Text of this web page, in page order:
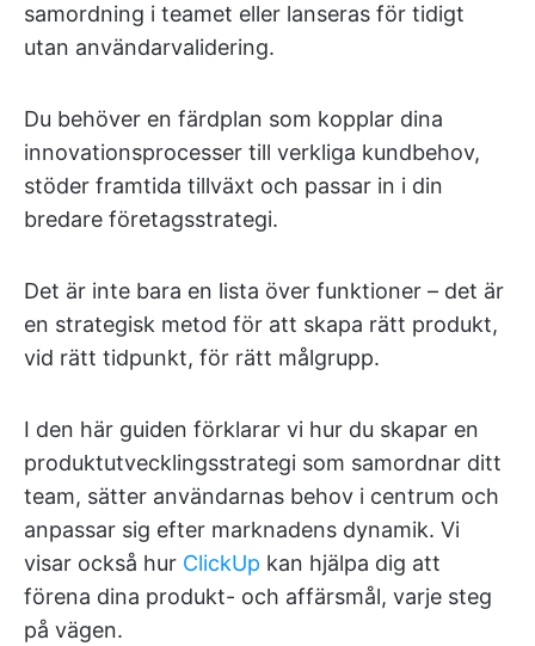
samordning i teamet eller lanseras för tidigt
utan användarvalidering.
Du behöver en färdplan som kopplar dina
innovationsprocesser till verkliga kundbehov,
stöder framtida tillväxt och passar in i din
bredare företagsstrategi.
Det är inte bara en lista över funktioner – det är
en strategisk metod för att skapa rätt produkt,
vid rätt tidpunkt, för rätt målgrupp.
I den här guiden förklarar vi hur du skapar en
produktutvecklingsstrategi som samordnar ditt
team, sätter användarnas behov i centrum och
anpassar sig efter marknadens dynamik. Vi
visar också hur ClickUp kan hjälpa dig att
förena dina produkt- och affärsmål, varje steg
på vägen.